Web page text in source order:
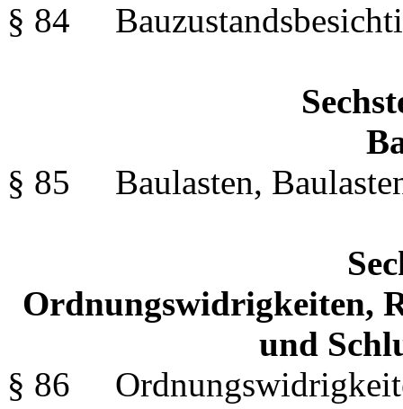
§ 84
§ 85 Baulasten,
Ordnungswidrigkeiten,
und
§ 86